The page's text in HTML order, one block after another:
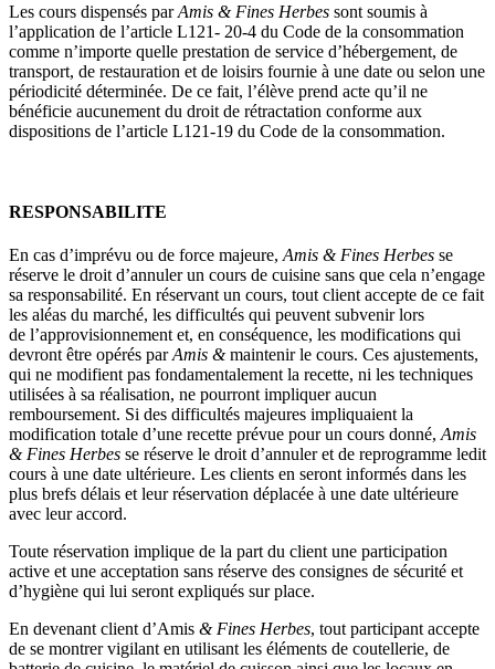
Les cours dispensés parAmis & Fines Herbes sont soumis à
l’application de l’article L121- 20-4 du Code de la consommation
comme n’importe quelle prestation de service d’hébergement, de
transport, de restauration et de loisirs fournie à une date ou selon une
périodicité déterminée. De ce fait, l’élève prend acte qu’il ne
bénéficie aucunement du droit de rétractation conforme aux
dispositions de l’article L121-19 du Code de la consommation.
RESPONSABILITE
En cas d’imprévu ou de force majeure, Amis & Fines Herbes se
réserve le droit d’annuler un cours de cuisine sans que cela n’engage
sa responsabilité. En réservant un cours, tout client accepte de ce fait
les aléas du marché, les difficultés qui peuvent subvenir lors
de l’approvisionnement et, en conséquence, les modifications qui
devront être opérés parAmis &maintenir le cours. Ces ajustements,
qui ne modifient pas fondamentalement la recette, ni les techniques
utilisées à sa réalisation, ne pourront impliquer aucun
remboursement. Si des difficultés majeures impliquaient la
modification totale d’une recette prévue pour un cours donné, Amis
& Fines Herbes se réserve le droit d’annuler et de reprogramme ledit
cours à une date ultérieure. Les clients en seront informés dans les
plus brefs délais et leur réservation déplacée à une date ultérieure
avec leur accord.
Toute réservation implique de la part du client une participation
active et une acceptation sans réserve des consignes de sécurité et
d’hygiène qui lui seront expliqués sur place.
En devenant client d’Amis & Fines Herbes, tout participant accepte
de se montrer vigilant en utilisant les éléments de coutellerie, de